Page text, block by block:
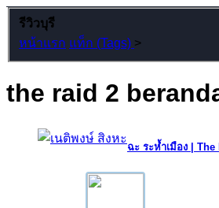
รีวิวบุรี
หน้าแรก แท็ก (Tags) >
the raid 2
ฉะ ระห้ำเมือง | The